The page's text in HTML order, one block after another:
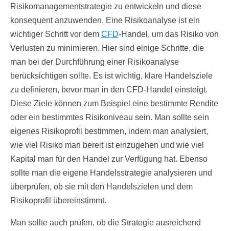
Risikomanagementstrategie zu entwickeln und diese
konsequent anzuwenden. Eine Risikoanalyse ist ein
wichtiger Schritt vor dem CFD-Handel, um das Risiko von
Verlusten zu minimieren. Hier sind einige Schritte, die
man bei der Durchführung einer Risikoanalyse
berücksichtigen sollte. Es ist wichtig, klare Handelsziele
zu definieren, bevor man in den CFD-Handel einsteigt.
Diese Ziele können zum Beispiel eine bestimmte Rendite
oder ein bestimmtes Risikoniveau sein. Man sollte sein
eigenes Risikoprofil bestimmen, indem man analysiert,
wie viel Risiko man bereit ist einzugehen und wie viel
Kapital man für den Handel zur Verfügung hat. Ebenso
sollte man die eigene Handelsstrategie analysieren und
überprüfen, ob sie mit den Handelszielen und dem
Risikoprofil übereinstimmt.
Man sollte auch prüfen, ob die Strategie ausreichend